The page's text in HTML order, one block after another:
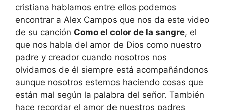
cristiana hablamos entre ellos podemos
encontrar a Alex Campos que nos da este video
de su canción Como el color de la sangre, el
que nos habla del amor de Dios como nuestro
padre y creador cuando nosotros nos
olvidamos de él siempre está acompañándonos
aunque nosotros estemos haciendo cosas que
están mal según la palabra del señor. También
hace recordar el amor de nuestros padres